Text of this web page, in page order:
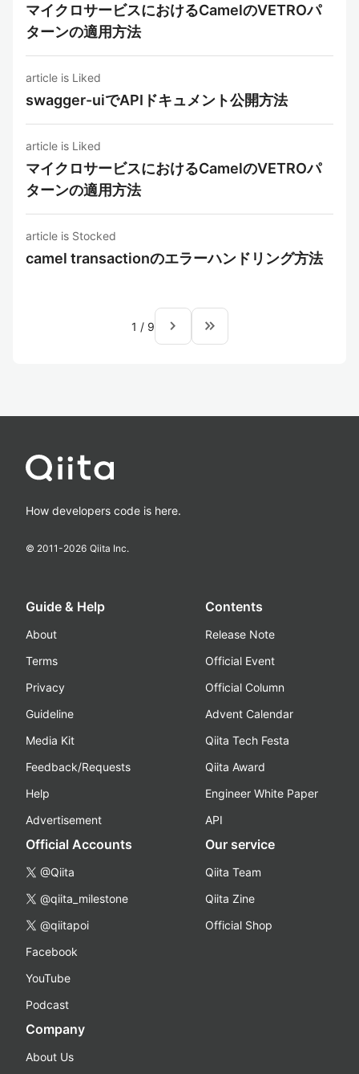
マイクロサービスにおけるCamelのVETROパ
ターンの適用方法
article is Liked
swagger-uiでAPIドキュメント公開方法
article is Liked
マイクロサービスにおけるCamelのVETROパ
ターンの適用方法
article is Stocked
camel transactionのエラーハンドリング方法
1 / 9 navigate_next keyboard_double_arrow_right
How developers code is here.
© 2011-2026 Qiita Inc.
Guide & Help
About
Terms
Privacy
Guideline
Media Kit
Feedback/Requests
Help
Advertisement
Contents
Release Note
Official Event
Official Column
Advent Calendar
Qiita Tech Festa
Qiita Award
Engineer White Paper
API
Official Accounts
@Qiita
@qiita_milestone
@qiitapoi
Facebook
YouTube
Podcast
Our service
Qiita Team
Qiita Zine
Official Shop
Company
About Us